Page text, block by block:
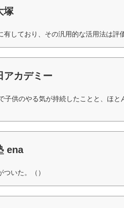
塚
有しており、その汎用的な活用法は評
アカデミー
子供のやる気が持続したことと、ほ
ena
ついた。（）